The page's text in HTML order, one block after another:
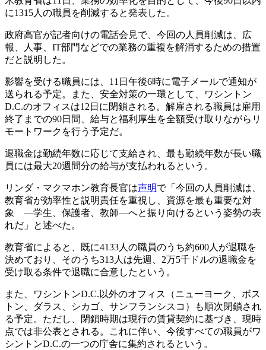
に1315人の職員を削減すると発表した。
政府高官が記者向けの電話会見で、今回の人員削減は、広
報、人事、IT部門などでの業務の重複を解消するための措置
だと説明した。
影響を受ける職員には、11日午後6時に電子メールで通知が
送られる予定。また、安全対策の一環として、ワシントン
D.C.のオフィスは12日に閉鎖される。解雇される職員は雇用
終了までの90日間、給与と福利厚生を全額受け取りながらリ
モートワークを行う予定だ。
退職金は勤続年数に応じて支給され、最も勤続年数が長い職
員には最大20週間分の給与が支払われるという。
リンダ・マクマホン教育長官は声明で「今回の人員削減は、
教育省が効率性と説明責任を重視し、資源を最も重要な対
象 —学生、保護者、教師—へと振り向けるという姿勢の表
れだ」と述べた。
教育省によると、既に4133人の職員のうち約600人が退職を
決めており、そのうち313人は先週、2万5千ドルの退職金を
受け取る条件で退職に合意したという。
また、ワシントンD.C.以外のオフィス（ニューヨーク、ボス
トン、ダラス、シカゴ、サンフランシスコ）も順次閉鎖され
る予定。ただし、閉鎖時期は現行の賃貸契約に基づき、現時
点では非公表とされる。これに伴い、今後すべての職員がワ
シントンD.C.の一つの庁舎に集約されるという。